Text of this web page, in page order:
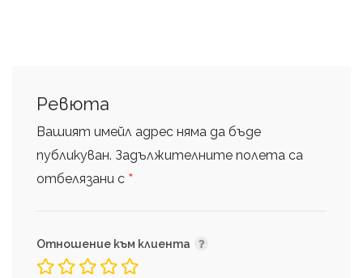
Ревюта
Вашият имейл адрес няма да бъде
публикуван. Задължителните полета са
отбелязани с *
Отношение към клиента